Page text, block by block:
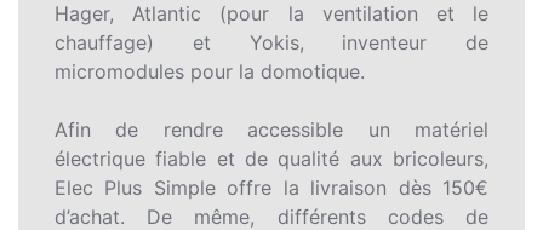
Hager, Atlantic (pour la ventilation et le
chauffage) et Yokis, inventeur de
micromodules pour la domotique.
Afin de rendre accessible un matériel
électrique fiable et de qualité aux bricoleurs,
Elec Plus Simple offre la livraison dès 150€
d’achat. De même, différents codes de